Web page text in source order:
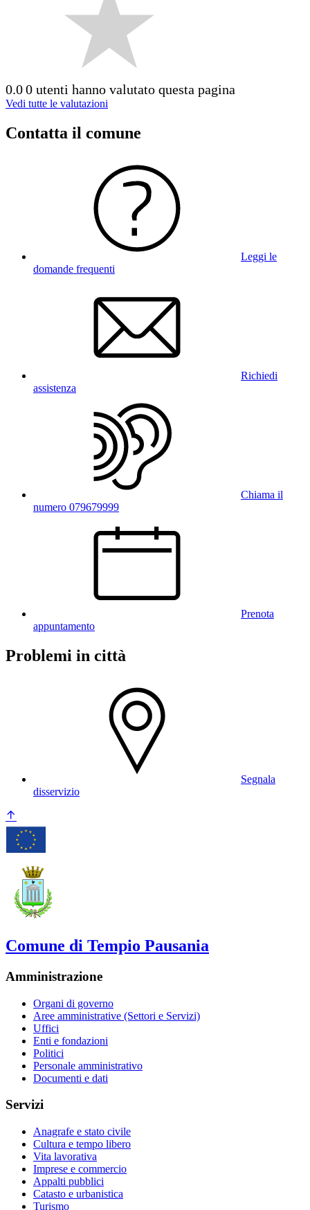
0.00 utenti hanno valutato questa pagina
Vedi tutte le valutazioni
Contatta il comune
Leggi le
domande frequenti
Richiedi
assistenza
Chiama il
numero 079679999
Prenota
appuntamento
Problemi in città
Segnala
disservizio
Comune di Tempio Pausania
Amministrazione
Organi di governo
Aree amministrative (Settori e Servizi)
Uffici
Enti e fondazioni
Politici
Personale amministrativo
Documenti e dati
Servizi
Anagrafe e stato civile
Cultura e tempo libero
Vita lavorativa
Imprese e commercio
Appalti pubblici
Catasto e urbanistica
Turismo